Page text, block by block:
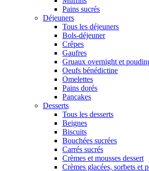
Pains sucrés
Déjeuners
Tous les déjeuners
Bols-déjeuner
Crêpes
Gaufres
Gruaux overnight et
Oeufs bénédictine
Omelettes
Pains dorés
Pancakes
Desserts
Tous les desserts
Beignes
Biscuits
Bouchées sucrées
Carrés sucrés
Crèmes et mousses dessert
Crèmes glacées, sorbets et